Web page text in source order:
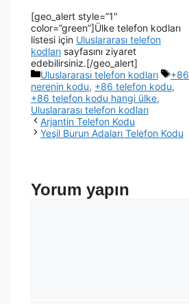
[geo_alert style=”1″
color=”green”]Ülke telefon kodları
listesi için Uluslararası telefon
kodları sayfasını ziyaret
edebilirsiniz.[/geo_alert]
Uluslararası telefon kodları
+86
nerenin kodu, +86 telefon kodu,
+86 telefon kodu hangi ülke,
Uluslararası telefon kodları
Arjantin Telefon Kodu
Yeşil Burun Adaları Telefon Kodu
Yorum yapın